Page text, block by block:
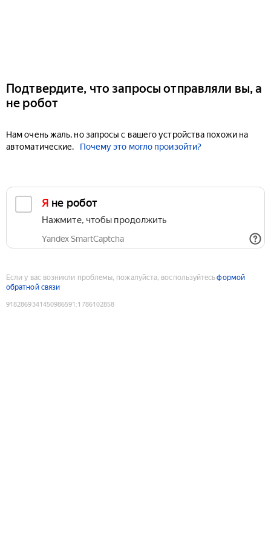
Подтвердите, что запросы отправляли вы, а
не робот
Нам очень жаль, но запросы с вашего устройства похожи на
автоматические.
Почему это могло произойти?
Я не робот
Нажмите, чтобы продолжить
Yandex SmartCaptcha
Если у вас возникли проблемы, пожалуйста, воспользуйтесьформой
обратной связи
9182869341450986591 :1786102858